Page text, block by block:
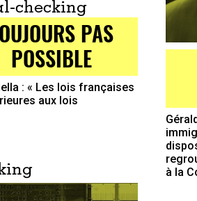
à la
checking
PAS
POSSIBLE
: « Les lois françaises
aux lois